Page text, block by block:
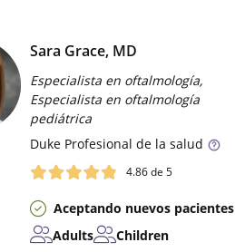
Sara Grace, MD
Especialista en oftalmología,
Especialista en oftalmología
pediátrica
Duke Profesional de la salud
4.86de 5
Aceptando nuevos pacientes
Adults
Children